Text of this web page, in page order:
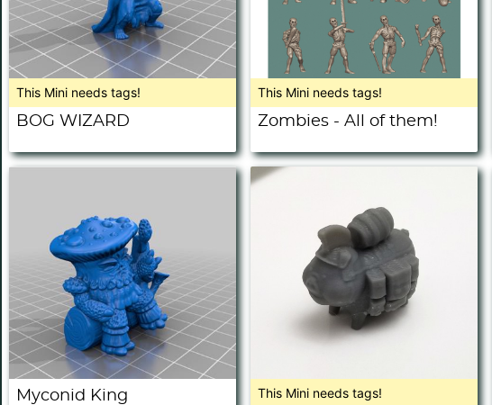
This Mini needs tags!
BOG WIZARD
This Mini needs tags!
Zombies - All of them!
Myconid King This Mini needs tags!